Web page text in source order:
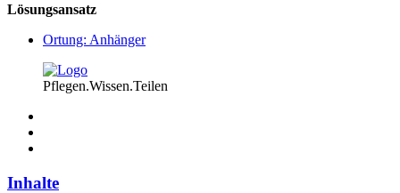
Lösungsansatz
Ortung: Anhänger
Pflegen.Wissen.Teilen
Inhalte